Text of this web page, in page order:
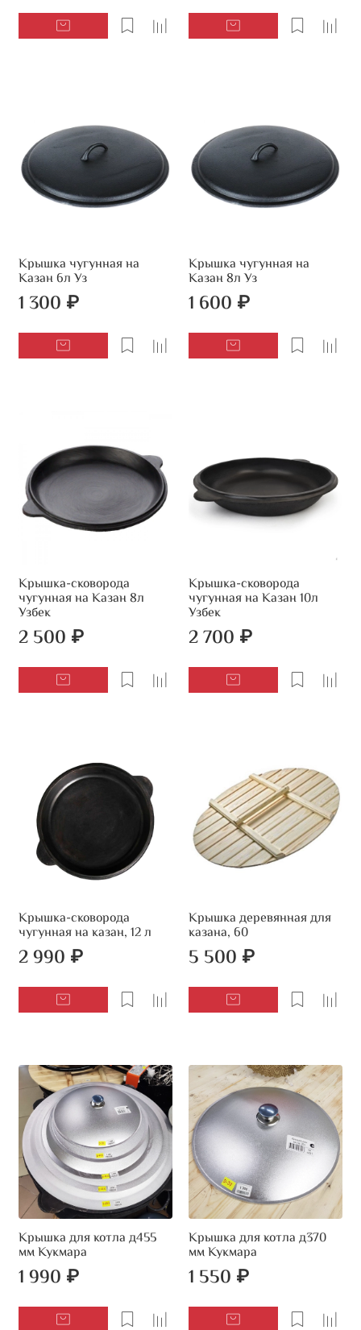
Крышка чугунная на
Казан 6л Уз
1 300 ₽
Крышка чугунная на
Казан 8л Уз
1 600 ₽
Крышка-сковорода
чугунная на Казан 8л
Узбек
2 500 ₽
Крышка-сковорода
чугунная на Казан 10л
Узбек
2 700 ₽
Крышка-сковорода
чугунная на казан, 12 л
2 990 ₽
Крышка деревянная для
казана, 60
5 500 ₽
Крышка для котла д455
мм Кукмара
1 990 ₽
Крышка для котла д370
мм Кукмара
1 550 ₽